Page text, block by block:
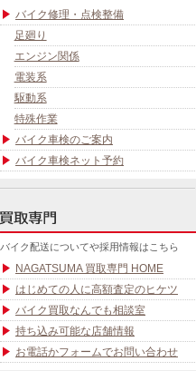
バイク修理・点検整備
足廻り
エンジン関係
電装系
駆動系
特殊作業
バイク車検のご案内
バイク車検ネット予約
バイク配送についてや採用情報はこちら
NAGATSUMA 買取専門 HOME
はじめての人に高額査定のヒケツ
バイク買取なんでも相談室
持ち込み可能な店舗情報
お電話かフォームでお問い合わせ